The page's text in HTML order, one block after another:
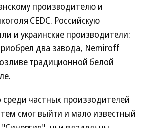
производителю и
CEDC. Российскую
и украинские производители:
два завода, Nemiroff
традиционной белой
среди частных производителей
смог выйти и мало известный